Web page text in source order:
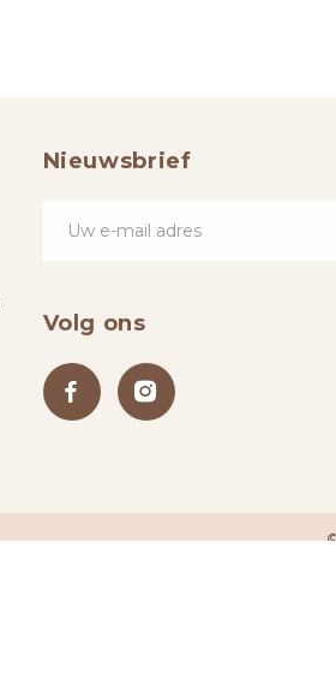
Nieuwsbrief
Volg ons